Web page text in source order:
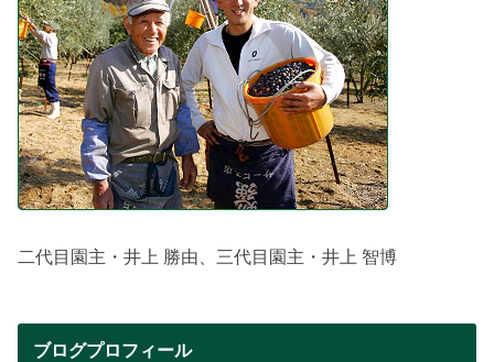
二代目園主・井上 勝由、三代目園主・井上 智博
ブログプロフィール